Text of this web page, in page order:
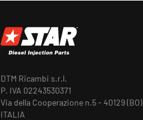
DTM Ricambi s.r.l.
P. IVA 02243530371
Via della Cooperazione n.5 - 40129 (BO)
ITALIA